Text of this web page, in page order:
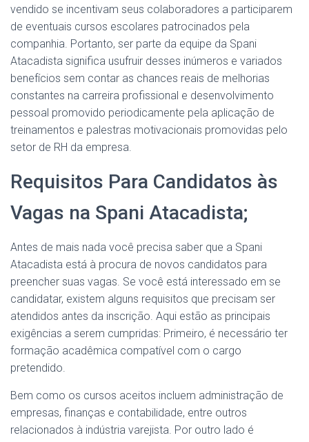
vendido se incentivam seus colaboradores a participarem
de eventuais cursos escolares patrocinados pela
companhia. Portanto, ser parte da equipe da Spani
Atacadista significa usufruir desses inúmeros e variados
benefícios sem contar as chances reais de melhorias
constantes na carreira profissional e desenvolvimento
pessoal promovido periodicamente pela aplicação de
treinamentos e palestras motivacionais promovidas pelo
setor de RH da empresa.
Requisitos Para Candidatos às
Vagas na Spani Atacadista;
Antes de mais nada você precisa saber que a Spani
Atacadista está à procura de novos candidatos para
preencher suas vagas. Se você está interessado em se
candidatar, existem alguns requisitos que precisam ser
atendidos antes da inscrição. Aqui estão as principais
exigências a serem cumpridas: Primeiro, é necessário ter
formação acadêmica compatível com o cargo
pretendido.
Bem como os cursos aceitos incluem administração de
empresas, finanças e contabilidade, entre outros
relacionados à indústria varejista. Por outro lado é